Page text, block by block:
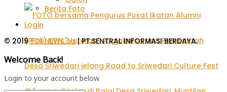
Berita Foto
Login
© 2019FORNEWS.co| PT.SENTRAL INFORMASI BERDAYA.
Welcome Back!
Login to your account below